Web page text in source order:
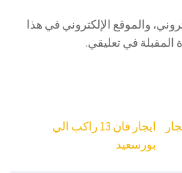
والموقع الإلكتروني في هذا
المقبلة في تعليقي.
ايجار فان 13 راكب الي
بورسعيد